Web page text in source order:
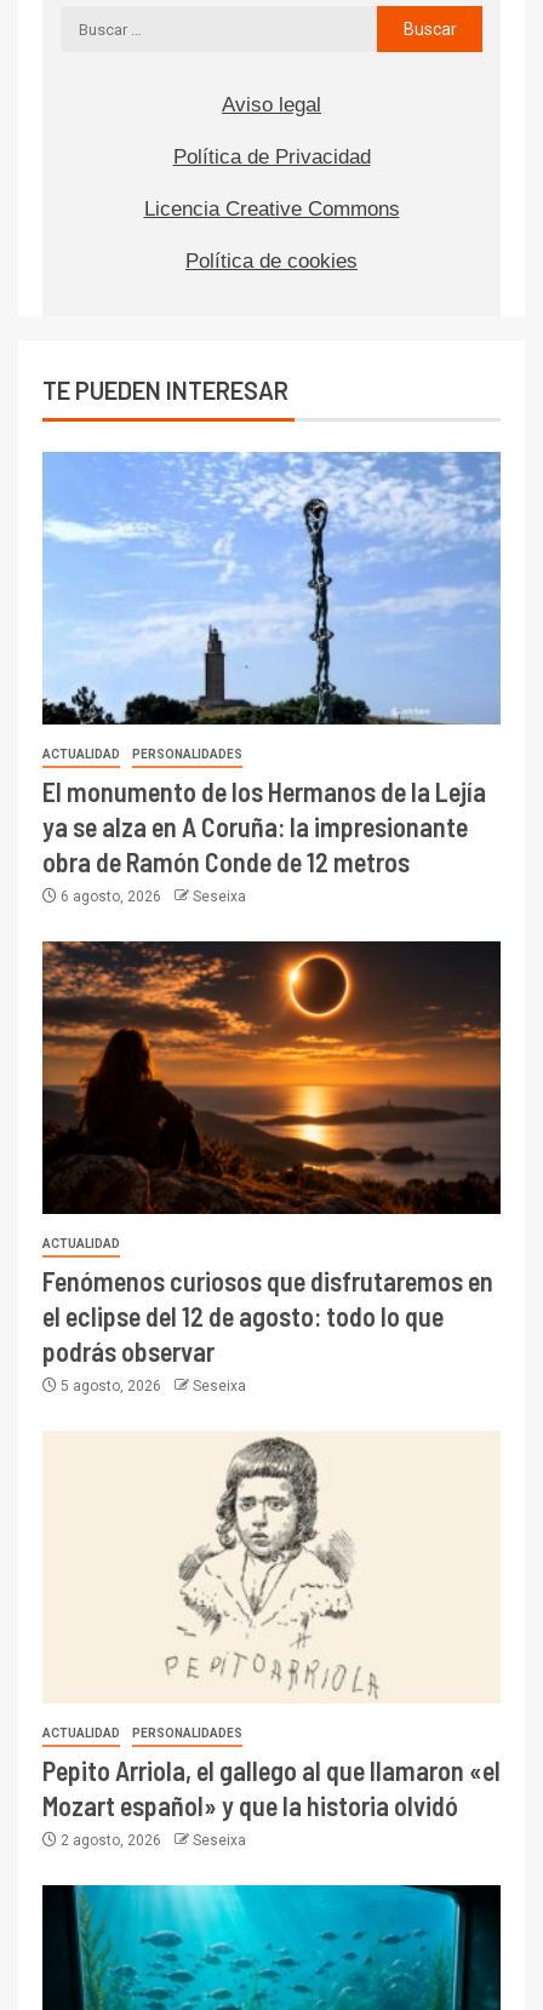
Aviso legal
Política de Privacidad
Licencia Creative Commons
Política de cookies
TE PUEDEN INTERESAR
ACTUALIDAD PERSONALIDADES
El monumento de los Hermanos de la Lejía
ya se alza en A Coruña: la impresionante
obra de Ramón Conde de 12 metros
6 agosto, 2026 Seseixa
ACTUALIDAD
Fenómenos curiosos que disfrutaremos en
el eclipse del 12 de agosto: todo lo que
podrás observar
5 agosto, 2026 Seseixa
ACTUALIDAD PERSONALIDADES
Pepito Arriola, el gallego al que llamaron «el
Mozart español» y que la historia olvidó
2 agosto, 2026 Seseixa